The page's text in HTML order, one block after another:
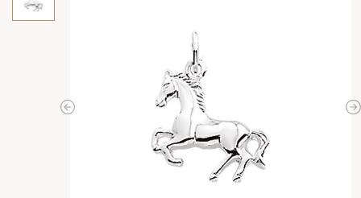
Previous